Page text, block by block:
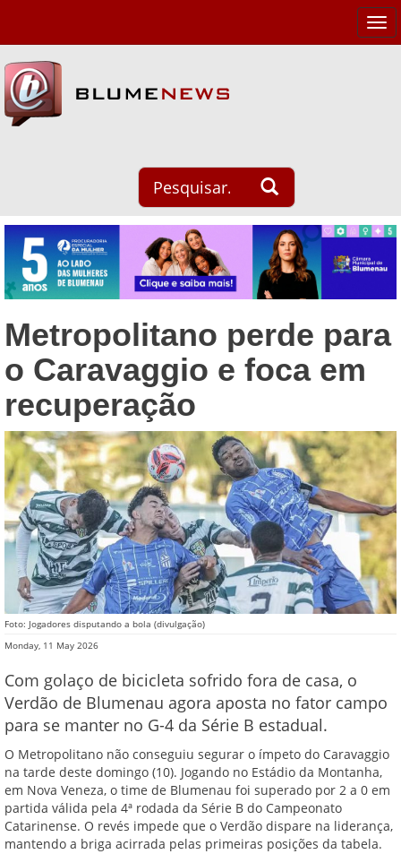
Metropolitano perde para
o Caravaggio e foca em
recuperação
Foto: Jogadores disputando a bola (divulgação)
Monday, 11 May 2026
Com golaço de bicicleta sofrido fora de casa, o
Verdão de Blumenau agora aposta no fator campo
para se manter no G-4 da Série B estadual.
O Metropolitano não conseguiu segurar o ímpeto do Caravaggio
na tarde deste domingo (10). Jogando no Estádio da Montanha,
em Nova Veneza, o time de Blumenau foi superado por 2 a 0 em
partida válida pela 4ª rodada da Série B do Campeonato
Catarinense. O revés impede que o Verdão dispare na liderança,
mantendo a briga acirrada pelas primeiras posições da tabela.